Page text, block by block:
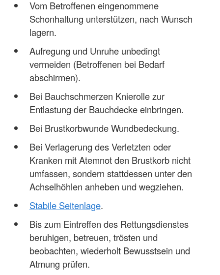
Vom Betroffenen eingenommene
Schonhaltung unterstützen, nach Wunsch
lagern.
Aufregung und Unruhe unbedingt
vermeiden (Betroffenen bei Bedarf
abschirmen).
Bei Bauchschmerzen Knierolle zur
Entlastung der Bauchdecke einbringen.
Bei Brustkorbwunde Wundbedeckung.
Bei Verlagerung des Verletzten oder
Kranken mit Atemnot den Brustkorb nicht
umfassen, sondern stattdessen unter den
Achselhöhlen anheben und wegziehen.
Stabile Seitenlage.
Bis zum Eintreffen des Rettungsdienstes
beruhigen, betreuen, trösten und
beobachten, wiederholt Bewusstsein und
Atmung prüfen.